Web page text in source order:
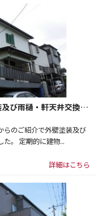
雨樋・軒天井交換工事
らのご紹介で外壁塗装及び
。 定期的に建物...
詳細はこちら